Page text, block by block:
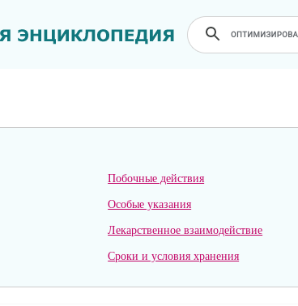
Побочные действия
Особые указания
Лекарственное взаимодействие
Сроки и условия хранения